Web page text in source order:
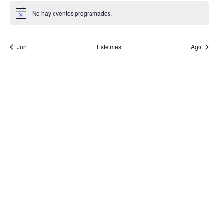
Aviso No hay eventos programados.
Jun Este mes Ago